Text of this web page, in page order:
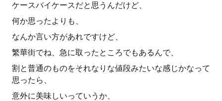
ケースバイケースだと思うんだけど、
何か思ったよりも、
なんか言い方があれですけど、
繁華街でね、急に取ったところでもあるんで、
割と普通のものをそれなりな値段みたいな感じかなって
思ったら、
意外に美味しいっていうか、